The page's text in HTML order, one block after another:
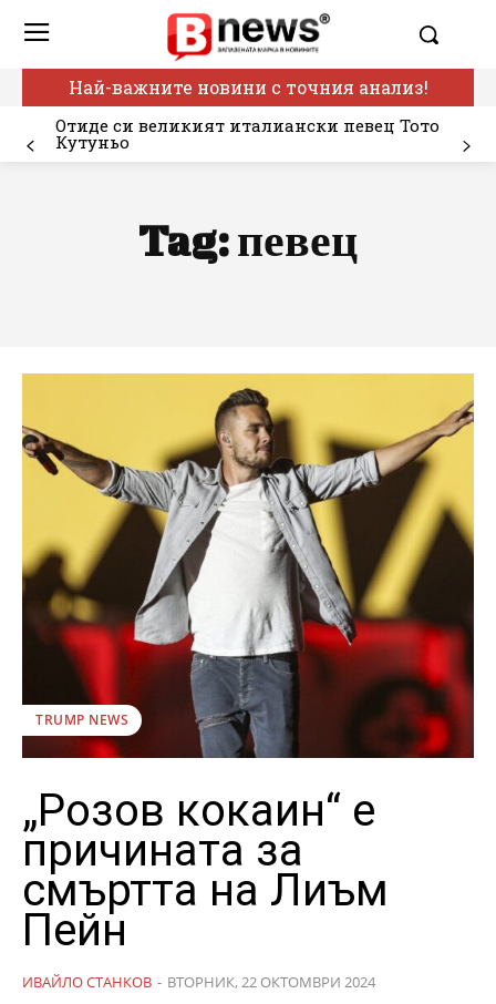
Най-важните новини с точния анализ!
Отиде си великият италиански певец Тото
Кутуньо
Tag:певец
TRUMP NEWS
„Розов кокаин“ е
причината за
смъртта на Лиъм
Пейн
ИВАЙЛО СТАНКОВ - ВТОРНИК, 22 ОКТОМВРИ 2024